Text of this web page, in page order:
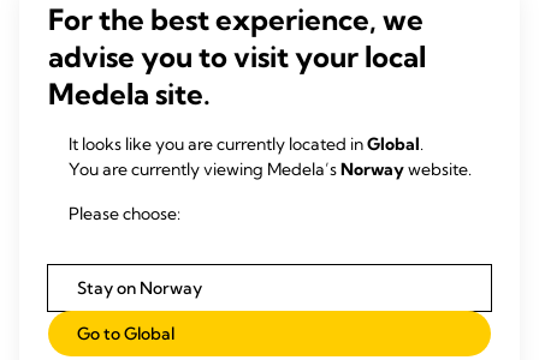
Alle babyer er forskjellige. Forskning
viser at hos babyer i
alderen én til seks måneder kan én baby spise så lite som
50 ml under en mating, mens en annen kan ta så mye som
se om babyen din trenger mer eller mindre enn dette. Du
finner snart ut hvor mye hun vanligvis vil ha – men tving
Hvordan kan jeg være
sikker på at flaskemating
For the best experience, we
advise you to visit your local
Medela site.
It looks like you are currently located inGlobal.
You are currently viewing Medela’sNorwaywebsite.
Please choose:
Stay on Norway
Go to Global